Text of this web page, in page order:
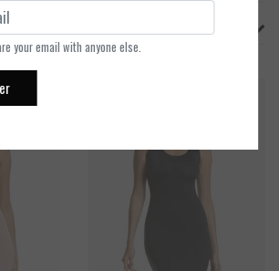
your email with anyone else.